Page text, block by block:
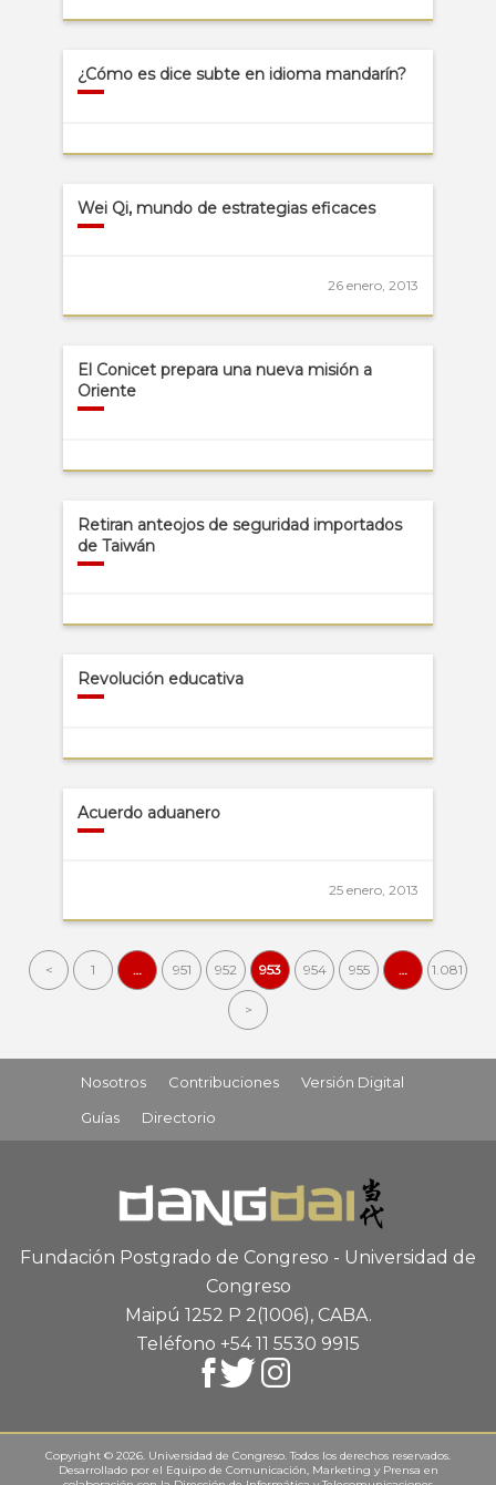
¿Cómo es dice subte en idioma mandarín?
Wei Qi, mundo de estrategias eficaces
26 enero, 2013
El Conicet prepara una nueva misión a
Oriente
Retiran anteojos de seguridad importados
de Taiwán
Revolución educativa
Acuerdo aduanero
25 enero, 2013
< 1 … 951 952 953 954 955 … 1.081
>
Nosotros Contribuciones
Versión Digital
Guías
Directorio
Fundación Postgrado de Congreso - Universidad de
Congreso
Maipú 1252 P 2(1006), CABA.
Teléfono +54 11 5530 9915
Copyright © 2026. Universidad de Congreso. Todos los derechos reservados.
Desarrollado por el Equipo de Comunicación, Marketing y Prensa en